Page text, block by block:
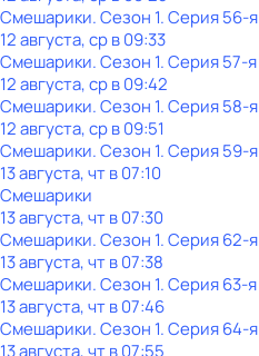
Смешарики. Сезон 1. Серия 56-я
12 августа, ср в 09:33
Смешарики. Сезон 1. Серия 57-я
12 августа, ср в 09:42
Смешарики. Сезон 1. Серия 58-я
12 августа, ср в 09:51
Смешарики. Сезон 1. Серия 59-я
13 августа, чт в 07:10
Смешарики
13 августа, чт в 07:30
Смешарики. Сезон 1. Серия 62-я
13 августа, чт в 07:38
Смешарики. Сезон 1. Серия 63-я
13 августа, чт в 07:46
Смешарики. Сезон 1. Серия 64-я
13 августа, чт в 07:55